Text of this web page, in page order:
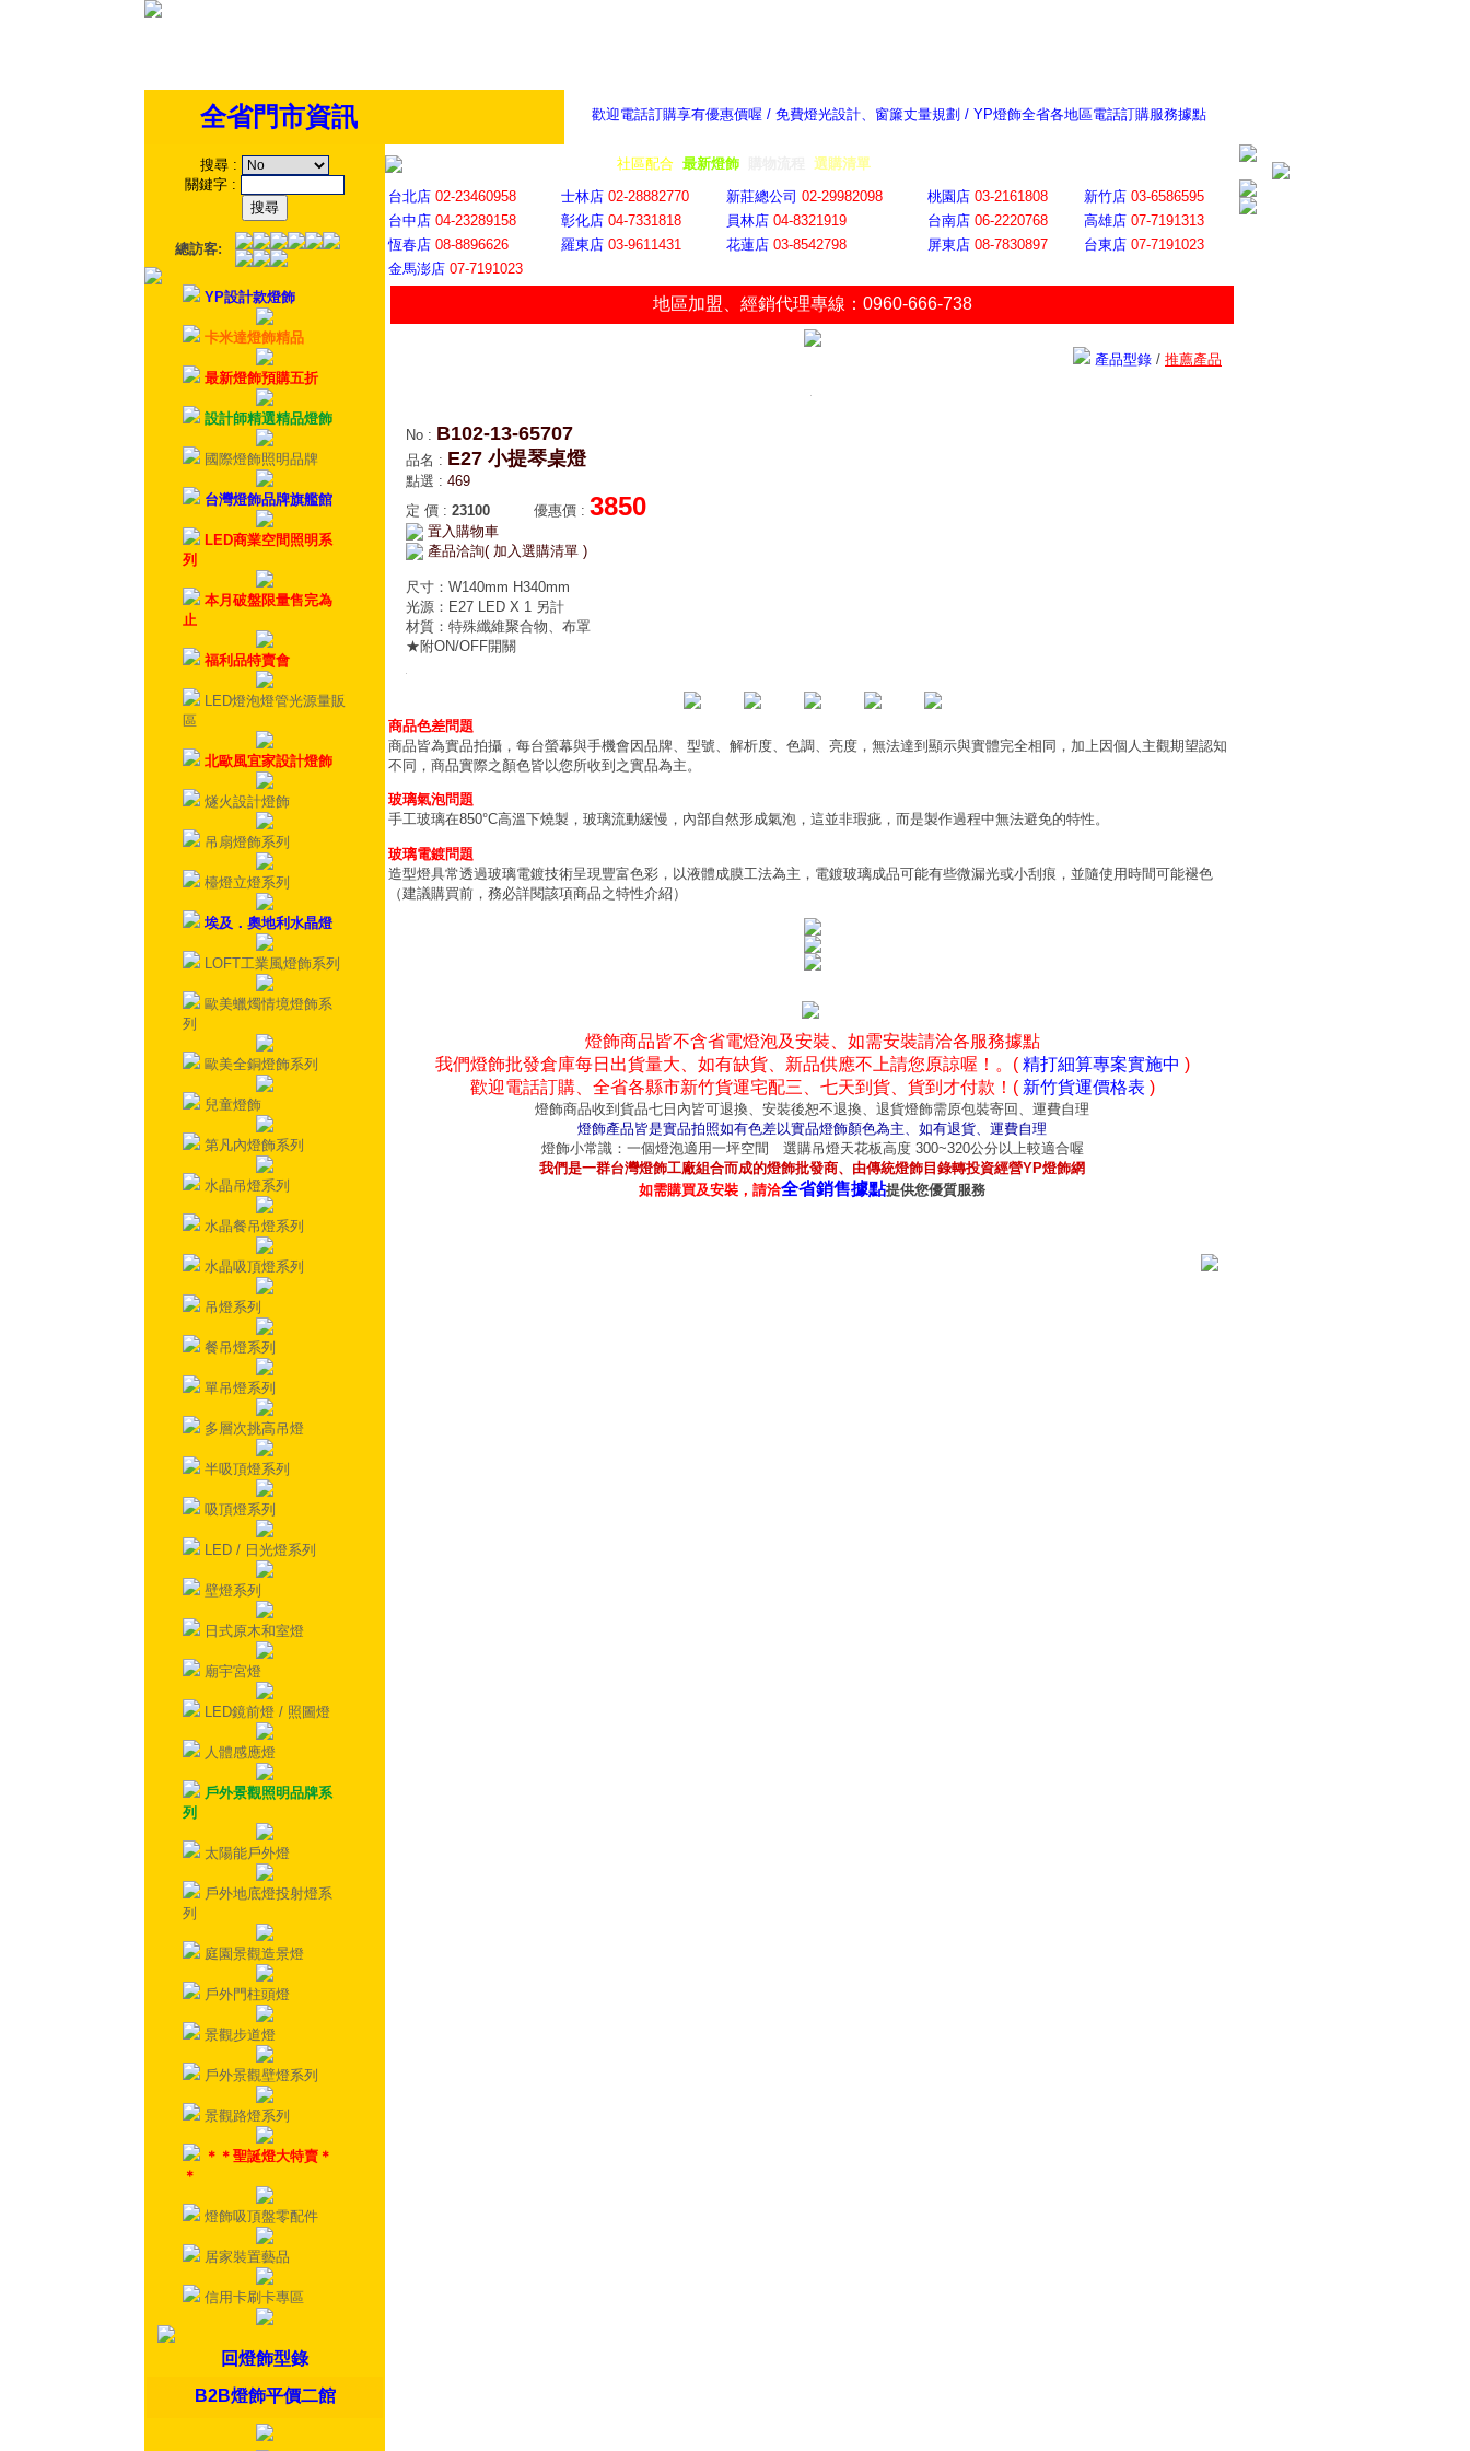
歡迎電話訂購享有優惠價喔 / 免費燈光設計、窗簾丈量規劃 / YP燈飾全省各地區電話訂購服務據點
全省門市資訊
搜尋 :
關鍵字 :
總訪客:
YP設計款燈飾
卡米達燈飾精品
最新燈飾預購五折
設計師精選精品燈飾
國際燈飾照明品牌
台灣燈飾品牌旗艦館
LED商業空間照明系
列
本月破盤限量售完為
止
福利品特賣會
LED燈泡燈管光源量販
區
北歐風宜家設計燈飾
燧火設計燈飾
吊扇燈飾系列
檯燈立燈系列
埃及．奧地利水晶燈
LOFT工業風燈飾系列
歐美蠟燭情境燈飾系
列
歐美全銅燈飾系列
兒童燈飾
第凡內燈飾系列
水晶吊燈系列
水晶餐吊燈系列
水晶吸頂燈系列
吊燈系列
餐吊燈系列
單吊燈系列
多層次挑高吊燈
半吸頂燈系列
吸頂燈系列
LED / 日光燈系列
壁燈系列
日式原木和室燈
廟宇宮燈
LED鏡前燈 / 照圖燈
人體感應燈
戶外景觀照明品牌系
列
太陽能戶外燈
戶外地底燈投射燈系
列
庭園景觀造景燈
戶外門柱頭燈
景觀步道燈
戶外景觀壁燈系列
景觀路燈系列
＊＊聖誕燈大特賣＊
＊
燈飾吸頂盤零配件
居家裝置藝品
信用卡刷卡專區
回燈飾型錄
B2B燈飾平價二館
社區配合 最新燈飾 選購清單
台北店 02-23460958 士林店 02-28882770 新莊總公司 02-29982098 桃園店 03-2161808 新竹店 03-6586595
台中店 04-23289158 彰化店 04-7331818 員林店 04-8321919 台南店 06-2220768 高雄店 07-7191313
恆春店 08-8896626 羅東店 03-9611431 花蓮店 03-8542798 屏東店 08-7830897 台東店 07-7191023
金馬澎店 07-7191023
地區加盟 經銷代理專線：0960-666-738
產品型錄 / 推薦產品
No : B102-13-65707
品名 : E27 小提琴桌燈
點選 : 469
定 價 : 23100 優惠價 : 3850
置入購物車
產品洽詢( 加入選購清單 )
尺寸：W140mm H340mm
光源：E27 LED X 1 另計
材質：特殊纖維聚合物、布罩
★附ON/OFF開關
商品色差問題
商品皆為實品拍攝，每台螢幕與手機會因品牌、型號、解析度、色調、亮度，無法達到顯示與實體完全相同，加上因個人主觀期望認知
不同，商品實際之顏色皆以您所收到之實品為主。
玻璃氣泡問題
手工玻璃在850°C高溫下燒製，玻璃流動緩慢，內部自然形成氣泡，這並非瑕疵，而是製作過程中無法避免的特性。
玻璃電鍍問題
造型燈具常透過玻璃電鍍技術呈現豐富色彩，以液體成膜工法為主，電鍍玻璃成品可能有些微漏光或小刮痕，並隨使用時間可能褪色
（建議購買前，務必詳閱該項商品之特性介紹）
燈飾商品皆不含省電燈泡及安裝、如需安裝請洽各服務據點
我們燈飾批發倉庫每日出貨量大、如有缺貨、新品供應不上請您原諒喔！。( 精打細算專案實施中 )
歡迎電話訂購、全省各縣市新竹貨運宅配三、七天到貨、貨到才付款！( 新竹貨運價格表 )
燈飾商品收到貨品七日內皆可退換、安裝後恕不退換、退貨燈飾需原包裝寄回、運費自理
燈飾產品皆是實品拍照如有色差以實品燈飾顏色為主、如有退貨、運費自理
燈飾小常識：一個燈泡適用一坪空間 選購吊燈天花板高度 300~320公分以上較適合喔
我們是一群台灣燈飾工廠組合而成的燈飾批發商、由傳統燈飾目錄轉投資經營YP燈飾網
如需購買及安裝，請洽全省銷售據點提供您優質服務